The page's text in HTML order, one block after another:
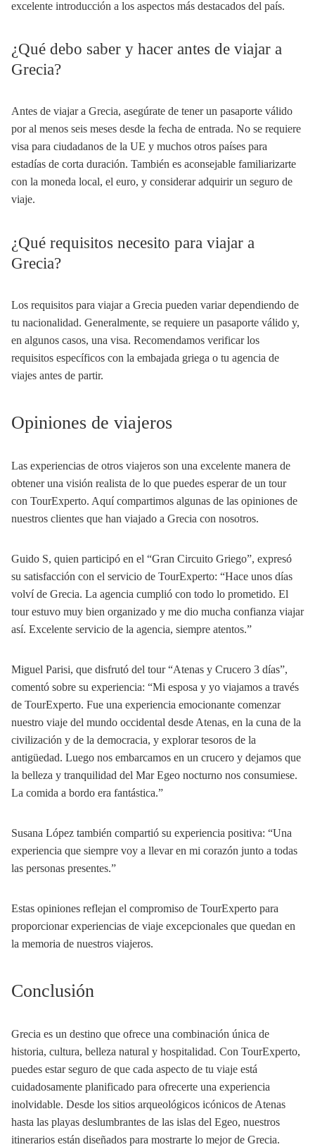
excelente introducción a los aspectos más destacados del país.
¿Qué debo saber y hacer antes de viajar a
Grecia?
Antes de viajar a Grecia, asegúrate de tener un pasaporte válido
por al menos seis meses desde la fecha de entrada. No se requiere
visa para ciudadanos de la UE y muchos otros países para
estadías de corta duración. También es aconsejable familiarizarte
con la moneda local, el euro, y considerar adquirir un seguro de
viaje.
¿Qué requisitos necesito para viajar a
Grecia?
Los requisitos para viajar a Grecia pueden variar dependiendo de
tu nacionalidad. Generalmente, se requiere un pasaporte válido y,
en algunos casos, una visa. Recomendamos verificar los
requisitos específicos con la embajada griega o tu agencia de
viajes antes de partir.
Opiniones de viajeros
Las experiencias de otros viajeros son una excelente manera de
obtener una visión realista de lo que puedes esperar de un tour
con TourExperto. Aquí compartimos algunas de las opiniones de
nuestros clientes que han viajado a Grecia con nosotros.
Guido S, quien participó en el “Gran Circuito Griego”, expresó
su satisfacción con el servicio de TourExperto: “Hace unos días
volví de Grecia. La agencia cumplió con todo lo prometido. El
tour estuvo muy bien organizado y me dio mucha confianza viajar
así. Excelente servicio de la agencia, siempre atentos.”
Miguel Parisi, que disfrutó del tour “Atenas y Crucero 3 días”,
comentó sobre su experiencia: “Mi esposa y yo viajamos a través
de TourExperto. Fue una experiencia emocionante comenzar
nuestro viaje del mundo occidental desde Atenas, en la cuna de la
civilización y de la democracia, y explorar tesoros de la
antigüedad. Luego nos embarcamos en un crucero y dejamos que
la belleza y tranquilidad del Mar Egeo nocturno nos consumiese.
La comida a bordo era fantástica.”
Susana López también compartió su experiencia positiva: “Una
experiencia que siempre voy a llevar en mi corazón junto a todas
las personas presentes.”
Estas opiniones reflejan el compromiso de TourExperto para
proporcionar experiencias de viaje excepcionales que quedan en
la memoria de nuestros viajeros.
Conclusión
Grecia es un destino que ofrece una combinación única de
historia, cultura, belleza natural y hospitalidad. Con TourExperto,
puedes estar seguro de que cada aspecto de tu viaje está
cuidadosamente planificado para ofrecerte una experiencia
inolvidable. Desde los sitios arqueológicos icónicos de Atenas
hasta las playas deslumbrantes de las islas del Egeo, nuestros
itinerarios están diseñados para mostrarte lo mejor de Grecia.